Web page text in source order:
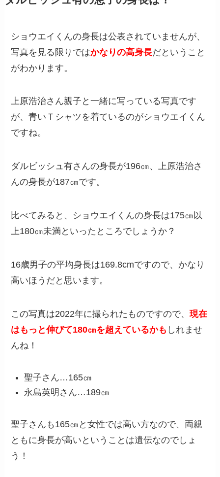
ショウエイくんの身長は公表されていませんが、
写真を見る限りではかなりの高身長だということ
がわかります。
上原浩治さん親子と一緒に写っている写真です
が、青いＴシャツを着ているのがショウエイくん
ですね。
ダルビッシュ有さんの身長が196㎝、上原浩治さ
んの身長が187㎝です。
比べてみると、ショウエイくんの身長は175㎝以
上180㎝未満といったところでしょうか？
16歳男子の平均身長は169.8cmですので、かなり
高いほうだと思います。
この写真は2022年に撮られたものですので、現在
はもっと伸びて180㎝を超えているかも しれませ
んね！
聖子さん…165㎝
永島英明さん…189㎝
聖子さんも165㎝と女性では高い方なので、両親
ともに身長が高いということは遺伝なのでしょ
う！